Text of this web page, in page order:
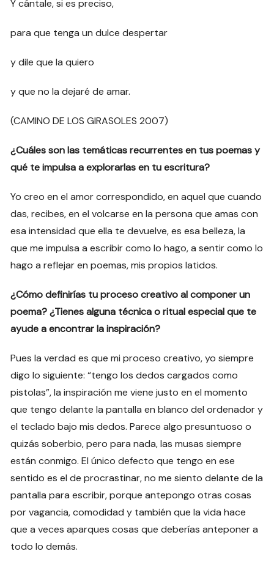
Y cántale, si es preciso,
para que tenga un dulce despertar
y dile que la quiero
y que no la dejaré de amar.
(CAMINO DE LOS GIRASOLES 2007)
¿Cuáles son las temáticas recurrentes en tus poemas y
qué te impulsa a explorarlas en tu escritura?
Yo creo en el amor correspondido, en aquel que cuando
das, recibes, en el volcarse en la persona que amas con
esa intensidad que ella te devuelve, es esa belleza, la
que me impulsa a escribir como lo hago, a sentir como lo
hago a reflejar en poemas, mis propios latidos.
¿Cómo definirías tu proceso creativo al componer un
poema? ¿Tienes alguna técnica o ritual especial que te
ayude a encontrar la inspiración?
Pues la verdad es que mi proceso creativo, yo siempre
digo lo siguiente: “tengo los dedos cargados como
pistolas”, la inspiración me viene justo en el momento
que tengo delante la pantalla en blanco del ordenador y
el teclado bajo mis dedos. Parece algo presuntuoso o
quizás soberbio, pero para nada, las musas siempre
están conmigo. El único defecto que tengo en ese
sentido es el de procrastinar, no me siento delante de la
pantalla para escribir, porque antepongo otras cosas
por vagancia, comodidad y también que la vida hace
que a veces aparques cosas que deberías anteponer a
todo lo demás.